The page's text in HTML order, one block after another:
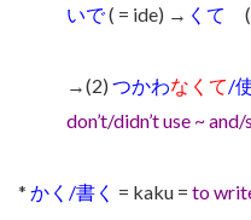
いで( = ide) → くて (
→(2) つかわなくて/
don’t/didn’t use ~ and/
* かく/書く = kaku = to